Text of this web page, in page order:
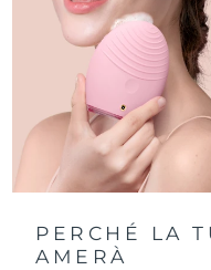
PERCHÉ LA
AMERÀ
Slovacchia
Slovenia
Sudafrica
Spagna